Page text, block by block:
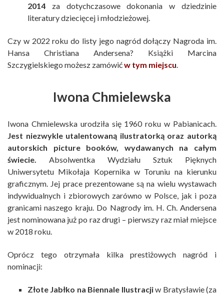
2014 za dotychczasowe dokonania w dziedzinie
literatury dziecięcej i młodzieżowej.
Czy w 2022 roku do listy jego nagród dołączy Nagroda im.
Hansa Christiana Andersena? Książki Marcina
Szczygielskiego możesz zamówićw tym miejscu
Iwona Chmielewska
Iwona Chmielewska urodziła się 1960 roku w Pabianicach.
Jest niezwykle utalentowaną ilustratorką oraz autorką
autorskich picture booków, wydawanych na całym
świecie. Absolwentka Wydziału Sztuk Pięknych
Uniwersytetu Mikołaja Kopernika w Toruniu na kierunku
graficznym. Jej prace prezentowane są na wielu wystawach
indywidualnych i zbiorowych zarówno w Polsce, jak i poza
granicami naszego kraju. Do Nagrody im. H. Ch. Andersena
jest nominowana już po raz drugi – pierwszy raz miał miejsce
w 2018 roku.
Oprócz tego otrzymała kilka prestiżowych nagród i
nominacji:
Złote Jabłko na Biennale Ilustracjiw Bratysławie (za